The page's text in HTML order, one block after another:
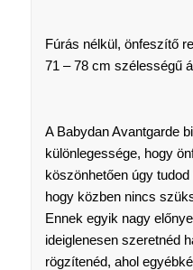
Fúrás nélkül, önfeszítő
71 – 78 cm szélességű
A Babydan Avantgarde
különlegessége, hogy
köszönhetően úgy
hogy közben nincs
Ennek egyik nagy
ideiglenesen szeretnéd
rögzítenéd, ahol